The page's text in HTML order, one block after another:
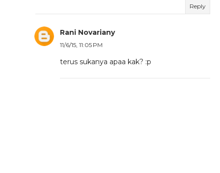
Reply
Rani Novariany
11/6/15, 11:05 PM
terus sukanya apaa kak? :p